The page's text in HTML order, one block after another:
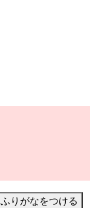
ふりがなをつける